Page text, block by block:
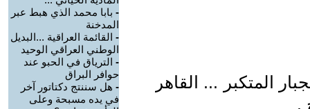
المتكبر ... القاهر
.
- بابا محمد الذي هبط عبر
المدخنة
- القائمة العراقية ...البديل
الوطني العراقي الوحيد
- الترياق في الحبو عند
حوافر البراق
- هل سننتج دكتاتور آخر
في يده مسبحة وعلى